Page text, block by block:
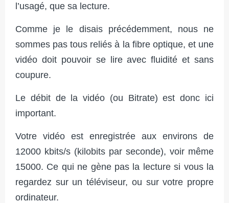
l’usagé, que sa lecture.
Comme je le disais précédemment, nous ne
sommes pas tous reliés à la fibre optique, et une
vidéo doit pouvoir se lire avec fluidité et sans
coupure.
Le débit de la vidéo (ou Bitrate) est donc ici
important.
Votre vidéo est enregistrée aux environs de
12000 kbits/s (kilobits par seconde), voir même
15000. Ce qui ne gène pas la lecture si vous la
regardez sur un téléviseur, ou sur votre propre
ordinateur.